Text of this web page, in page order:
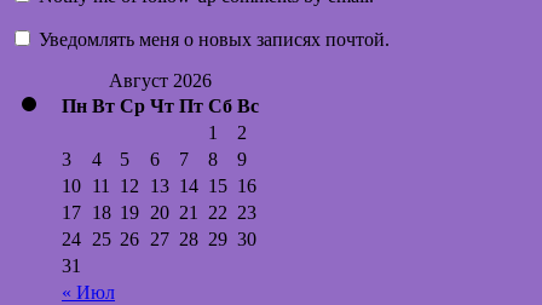
Уведомлять меня о новых записях почтой.
Август 2026
Пн Вт Ср Чт Пт Сб Вс
« Июл
1
2
3
4 5 6 7 8
9
10 11 12 13 14 15 16
17 18 19 20 21 22 23
24 25 26 27 28 29 30
31